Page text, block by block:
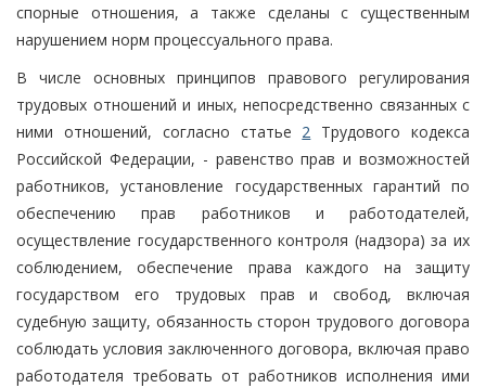
спорные отношения, а также сделаны с существенным
нарушением норм процессуального права.
В числе основных принципов правового регулирования
трудовых отношений и иных, непосредственно связанных с
ними отношений, согласно статье 2 Трудового кодекса
Российской Федерации, - равенство прав и возможностей
работников, установление государственных гарантий по
обеспечению прав работников и работодателей,
осуществление государственного контроля (надзора) за их
соблюдением, обеспечение права каждого на защиту
государством его трудовых прав и свобод, включая
судебную защиту, обязанность сторон трудового договора
соблюдать условия заключенного договора, включая право
работодателя требовать от работников исполнения ими